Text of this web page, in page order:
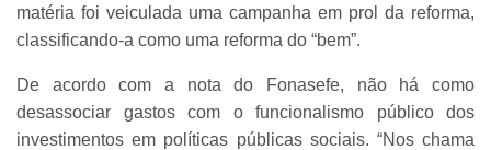
matéria foi veiculada uma campanha em prol da reforma,
classificando-a como uma reforma do “bem”.
De acordo com a nota do Fonasefe, não há como
desassociar gastos com o funcionalismo público dos
investimentos em políticas públicas sociais. “Nos chama